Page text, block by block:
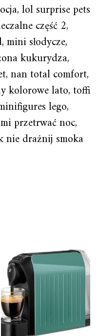
lol surprise pets
część 2,
słodycze,
kukurydza,
nan total comfort,
kolorowe lato, toffi
lego,
przetrwać noc,
nie drażnij smoka